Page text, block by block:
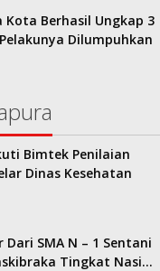
Kota Berhasil Ungkap 3
Dilumpuhkan
Bimtek Penilaian
Dinas Kesehatan
Dari SMA N – 1 Sentani
Tingkat Nasi…